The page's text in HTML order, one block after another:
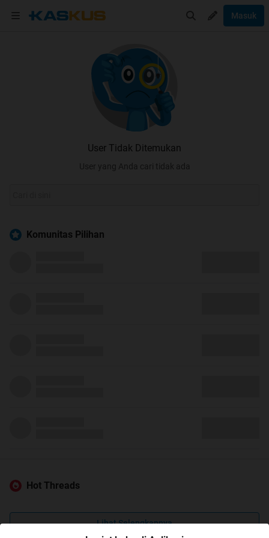
Masuk
User Tidak Ditemukan
User yang Anda cari tidak ada
Komunitas Pilihan
Hot Threads
Lihat Selengkapnya